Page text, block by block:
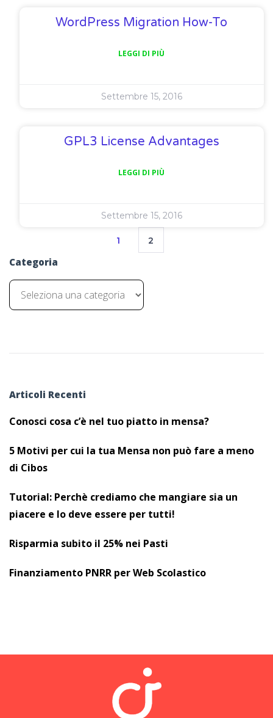
WordPress Migration How-To
LEGGI DI PIÙ
Settembre 15, 2016
GPL3 License Advantages
LEGGI DI PIÙ
Settembre 15, 2016
1 2
Categoria
Articoli Recenti
Conosci cosa c’è nel tuo piatto in mensa?
5 Motivi per cui la tua Mensa non può fare a meno
di Cibos
Tutorial: Perchè crediamo che mangiare sia un
piacere e lo deve essere per tutti!
Risparmia subito il 25% nei Pasti
Finanziamento PNRR per Web Scolastico